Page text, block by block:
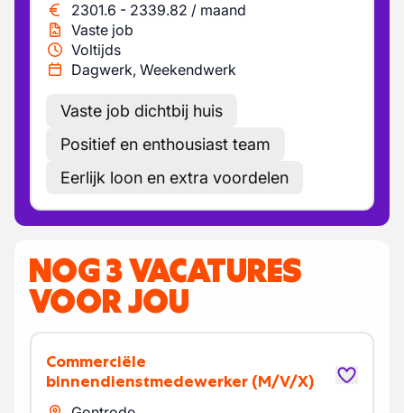
2301.6 - 2339.82 / maand
Vaste job
Voltijds
Dagwerk, Weekendwerk
Vaste job dichtbij huis
Positief en enthousiast team
Eerlijk loon en extra voordelen
NOG 3 VACATURES
VOOR JOU
Commerciële
binnendienstmedewerker (M/V/X)